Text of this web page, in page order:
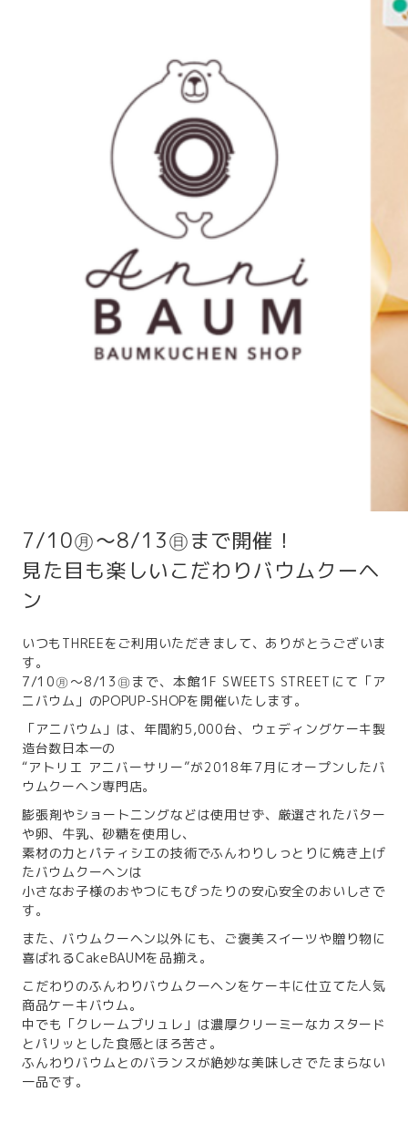
7/10㊊～8/13㊐まで開催！
見た目も楽しいこだわりバウムクーヘ
ン
いつもTHREEをご利用いただきまして、ありがとうございま
す。
7/10㊊～8/13㊐まで、本館1F SWEETS STREETにて「ア
ニバウム」のPOPUP-SHOPを開催いたします。
「アニバウム」は、年間約5,000台、ウェディングケーキ製
造台数日本一の
“アトリエ アニバーサリー”が2018年7月にオープンしたバ
ウムクーヘン専門店。
膨張剤やショートニングなどは使用せず、厳選されたバター
や卵、牛乳、砂糖を使用し、
素材の力とパティシエの技術でふんわりしっとりに焼き上げ
たバウムクーヘンは
小さなお子様のおやつにもぴったりの安心安全のおいしさで
す。
また、バウムクーヘン以外にも、ご褒美スイーツや贈り物に
喜ばれるCakeBAUMを品揃え。
こだわりのふんわりバウムクーヘンをケーキに仕立てた人気
商品ケーキバウム。
中でも「クレームブリュレ」は濃厚クリーミーなカスタード
とパリッとした食感とほろ苦さ。
ふんわりバウムとのバランスが絶妙な美味しさでたまらない
一品です。